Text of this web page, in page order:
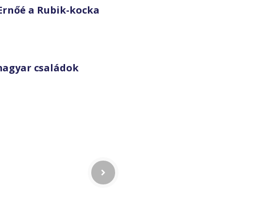
a Rubik-kocka
családok